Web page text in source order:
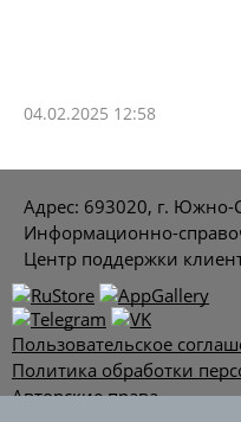
04.02.2025 12:58
Адрес: 693020, г. Южно-
Информационно-
Центр поддержки
Пользовательское
Политика обработки
Авторские права